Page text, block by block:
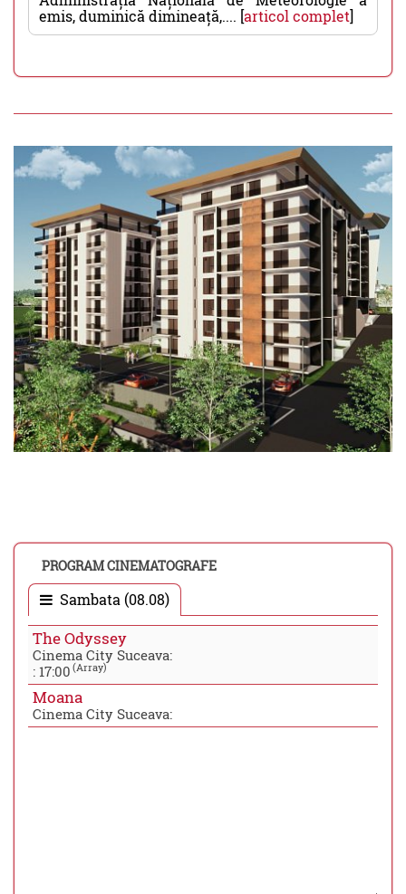
emis, duminică dimineață,.... [articol complet]
PROGRAM CINEMATOGRAFE
Sambata (08.08)
The Odyssey
Cinema City Suceava:
: 17:00 (Array)
Moana
Cinema City Suceava: